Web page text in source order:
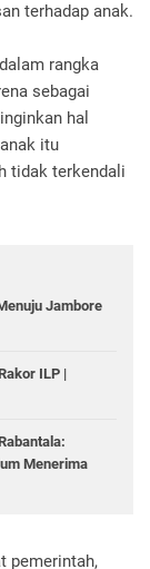
terhadap anak.
rangka
sebagai
hal
itu
tidak terkendali
Jambore
ILP |
Menerima
pemerintah,